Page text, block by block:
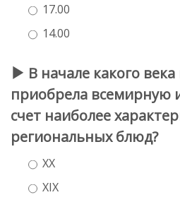
17.00
14.00
В начале какого
приобрела всемирную
счет наиболее
региональных блюд?
XX
XIX